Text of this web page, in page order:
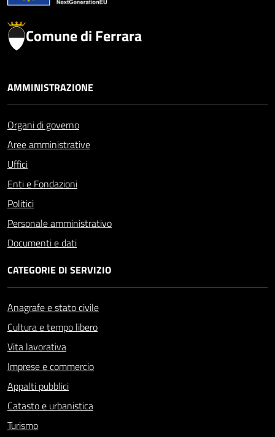
Comune di Ferrara
AMMINISTRAZIONE
Organi di governo
Aree amministrative
Uffici
Enti e Fondazioni
Politici
Personale amministrativo
Documenti e dati
CATEGORIE DI SERVIZIO
Anagrafe e stato civile
Cultura e tempo libero
Vita lavorativa
Imprese e commercio
Appalti pubblici
Catasto e urbanistica
Turismo